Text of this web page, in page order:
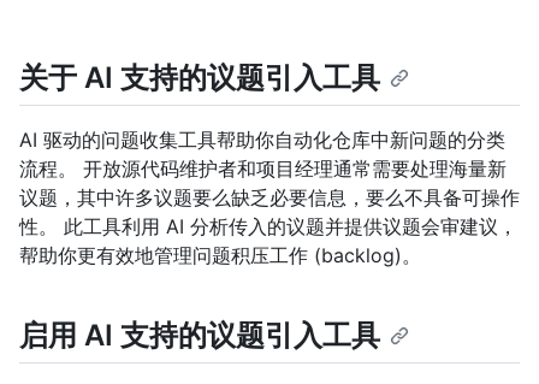
关于 AI 支持的议题引入工具
AI 驱动的问题收集工具帮助你自动化仓库中新问题的分类
流程。 开放源代码维护者和项目经理通常需要处理海量新
议题，其中许多议题要么缺乏必要信息，要么不具备可操作
性。 此工具利用 AI 分析传入的议题并提供议题会审建议，
帮助你更有效地管理问题积压工作 (backlog)。
启用 AI 支持的议题引入工具